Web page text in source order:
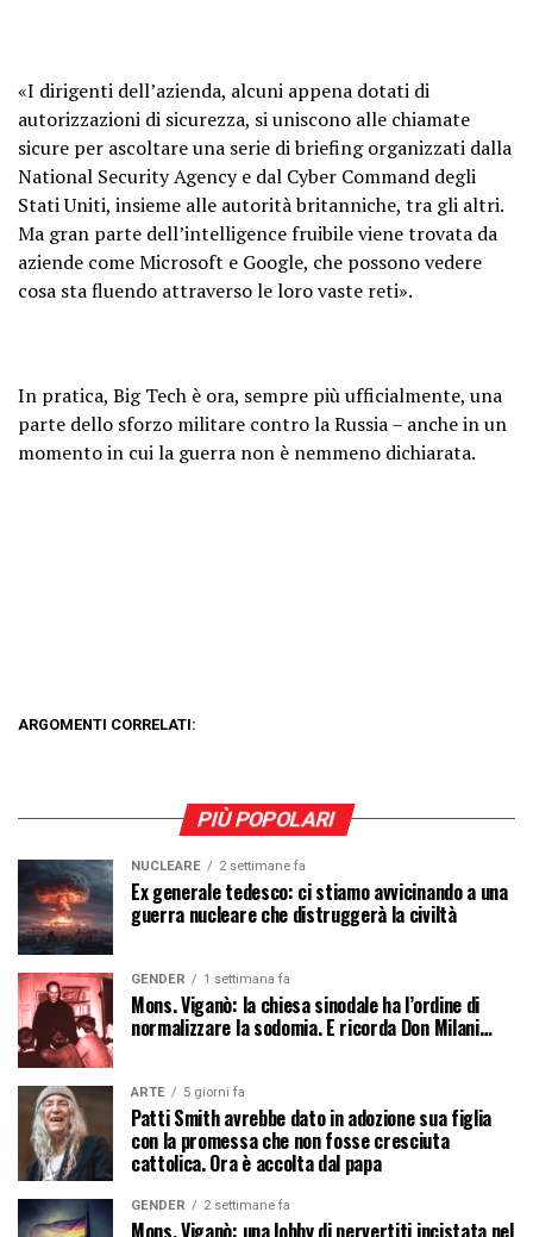
«I dirigenti dell’azienda, alcuni appena dotati di
autorizzazioni di sicurezza, si uniscono alle chiamate
sicure per ascoltare una serie di briefing organizzati dalla
National Security Agency e dal Cyber ​​Command degli
Stati Uniti, insieme alle autorità britanniche, tra gli altri.
Ma gran parte dell’intelligence fruibile viene trovata da
aziende come Microsoft e Google, che possono vedere
cosa sta fluendo attraverso le loro vaste reti».
In pratica, Big Tech è ora, sempre più ufficialmente, una
parte dello sforzo militare contro la Russia – anche in un
momento in cui la guerra non è nemmeno dichiarata.
ARGOMENTI CORRELATI:
PIÙ POPOLARI
NUCLEARE 2 settimane fa
Ex generale tedesco: ci stiamo avvicinando a una
guerra nucleare che distruggerà la civiltà
GENDER 1 settimana fa
Mons. Viganò: la chiesa sinodale ha l’ordine di
normalizzare la sodomia. E ricorda Don Milani…
ARTE 5 giorni fa
Patti Smith avrebbe dato in adozione sua figlia
con la promessa che non fosse cresciuta
cattolica. Ora è accolta dal papa
GENDER 2 settimane fa
Mons. Viganò: una lobby di pervertiti incistata nel